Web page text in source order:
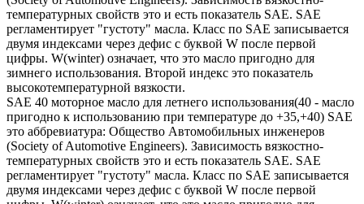
температурных свойств это и есть показатель SAE. SAE
регламентирует "густоту" масла. Класс по SAE записывается
двумя индексами через дефис с буквой W после первой
цифры. W(winter) означает, что это масло пригодно для
зимнего использования. Второй индекс это показатель
высокотемпературной вязкости.
SAE 40 моторное масло для летнего использования(40 - масло
пригодно к использованию при температуре до +35,+40) SAE
это аббревиатура: Общество Автомобильных инженеров
(Society of Automotive Engineers). Зависимость вязкостно-
температурных свойств это и есть показатель SAE. SAE
регламентирует "густоту" масла. Класс по SAE записывается
двумя индексами через дефис с буквой W после первой